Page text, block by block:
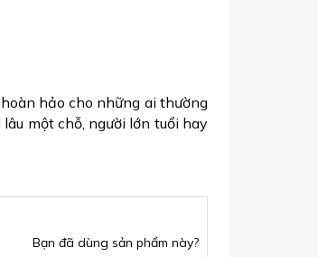
hảo cho những ai thường
một chỗ, người lớn tuổi hay
Bạn đã dùng sản phẩm này?